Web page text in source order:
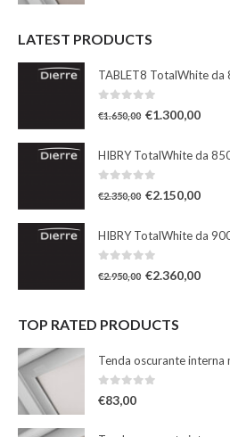
LATEST PRODUCTS
TABLET8 TotalWhite
€1.650,00 €1.300,00
HIBRY TotalWhite da
€2.350,00 €2.150,00
HIBRY TotalWhite da
€2.950,00 €2.360,00
TOP RATED PRODUCTS
0Su 5
€83,00